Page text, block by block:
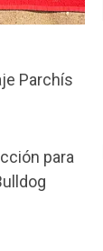
Parchís